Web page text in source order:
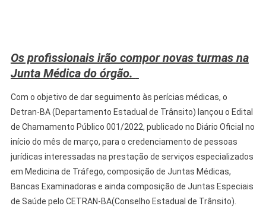
Os profissionais irão compor novas turmas na
Junta Médica do órgão.
Com o objetivo de dar seguimento às perícias médicas, o
Detran-BA (Departamento Estadual de Trânsito) lançou o Edital
de Chamamento Público 001/2022, publicado no Diário Oficial no
início do mês de março, para o credenciamento de pessoas
jurídicas interessadas na prestação de serviços especializados
em Medicina de Tráfego, composição de Juntas Médicas,
Bancas Examinadoras e ainda composição de Juntas Especiais
de Saúde pelo CETRAN-BA(Conselho Estadual de Trânsito).